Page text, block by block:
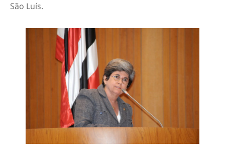
São Luís.